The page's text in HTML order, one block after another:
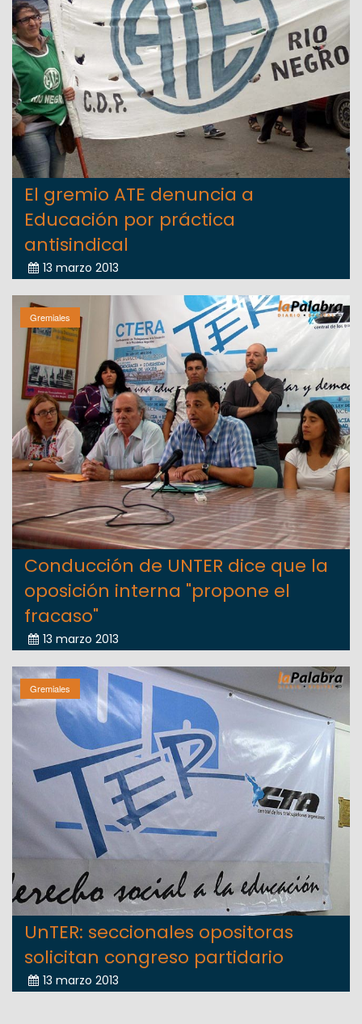
El gremio ATE denuncia a
Educación por práctica
antisindical
13 marzo 2013
Gremiales
Conducción de UNTER dice que la
oposición interna "propone el
fracaso"
13 marzo 2013
Gremiales
UnTER: seccionales opositoras
solicitan congreso partidario
13 marzo 2013